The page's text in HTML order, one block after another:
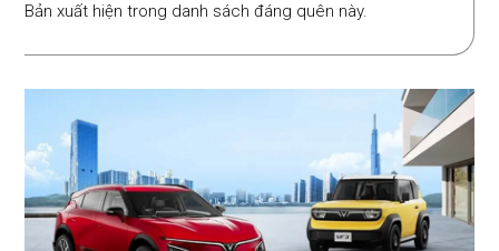
Bản xuất hiện trong danh sách đáng quên này.